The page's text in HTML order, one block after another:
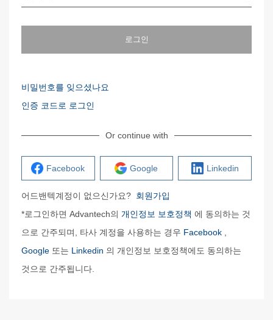
로그인
비밀번호를 잊으셨나요
인증 코드로 로그인
Or continue with
Facebook Google Linkedin
어드밴텍계정이 없으신가요? 회원가입
*로그인하면 Advantech의 개인정보 보호정책 에 동의하는 것
으로 간주되며, 타사 계정을 사용하는 경우 Facebook
Google 또는 Linkedin 의 개인정보 보호정책에도 동의하는
것으로 간주됩니다.